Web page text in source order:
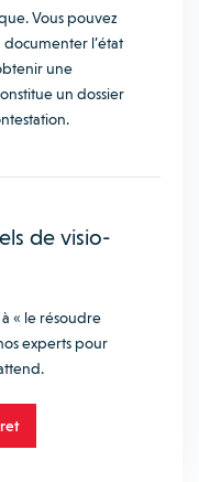
Vous pouvez
documenter l’état
une
un dossier
de visio-
« le résoudre
experts pour